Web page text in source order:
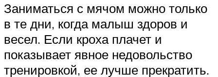
Заниматься с мячом можно только
в те дни, когда малыш здоров и
весел. Если кроха плачет и
показывает явное недовольство
тренировкой, ее лучше прекратить.